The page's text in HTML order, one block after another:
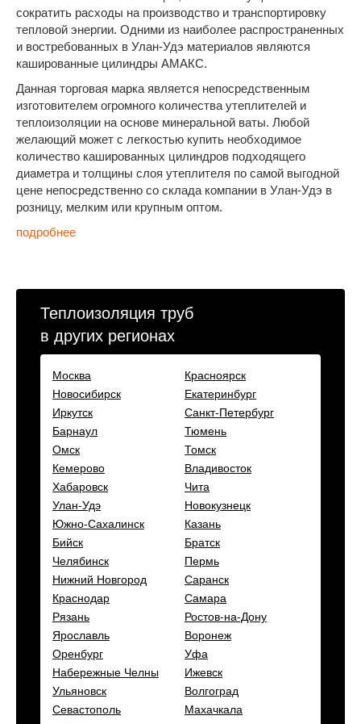
сократить расходы на производство и транспортировку
тепловой энергии. Одними из наиболее распространенных
и востребованных в Улан-Удэ материалов являются
кашированные цилиндры АМАКС.
Данная торговая марка является непосредственным
изготовителем огромного количества утеплителей и
теплоизоляции на основе минеральной ваты. Любой
желающий может с легкостью купить необходимое
количество кашированных цилиндров подходящего
диаметра и толщины слоя утеплителя по самой выгодной
цене непосредственно со склада компании в Улан-Удэ в
розницу, мелким или крупным оптом.
подробнее
Теплоизоляция труб
в других регионах
Москва
Красноярск
Новосибирск
Екатеринбург
Иркутск
Санкт-Петербург
Барнаул
Тюмень
Омск
Томск
Кемерово
Владивосток
Хабаровск
Чита
Улан-Удэ
Новокузнецк
Южно-Сахалинск
Казань
Бийск
Братск
Челябинск
Пермь
Нижний Новгород
Саранск
Краснодар
Самара
Рязань
Ростов-на-Дону
Ярославль
Воронеж
Оренбург
Уфа
Набережные Челны
Ижевск
Ульяновск
Волгоград
Севастополь
Махачкала